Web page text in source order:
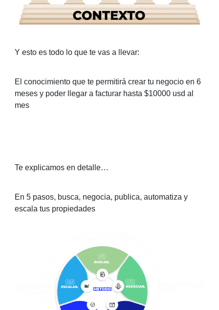
Y esto es todo lo que te vas a llevar:
El conocimiento que te permitirá crear tu negocio en 6
meses y poder llegar a facturar hasta $10000 usd al
mes
Te explicamos en detalle…
En 5 pasos, busca, negocia, publica, automatiza y
escala tus propiedades